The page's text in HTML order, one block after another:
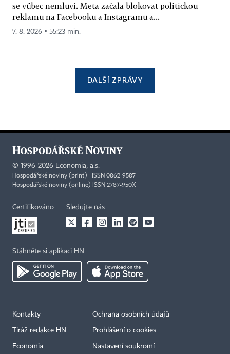
se vůbec nemluví. Meta začala blokovat politickou
reklamu na Facebooku a Instagramu a...
7. 8. 2026 ▪ 55:23 min.
DALŠÍ ZPRÁVY
© 1996-2026 Economia, a.s.
Hospodářské noviny (print) ISSN 0862-9587
Hospodářské noviny (online) ISSN 2787-950X
Certifikováno Sledujte nás
Stáhněte si aplikaci HN
Kontakty
Tiráž redakce HN
Economia
Ochrana osobních údajů
Prohlášení o cookies
Nastavení soukromí